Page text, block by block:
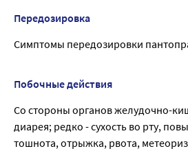
Передозировка
Симптомы передозировки
Побочные действия
Со стороны органов желудочно-
диарея; редко - сухость во рту,
тошнота, отрыжка, рвота,